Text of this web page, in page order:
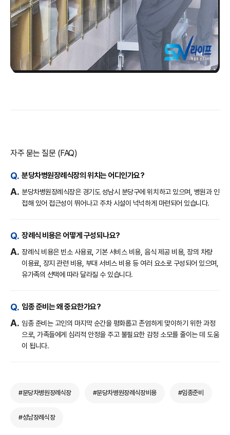
자주 묻는 질문 (FAQ)
분당차병원장례식장의 위치는 어디인가요?
분당차병원장례식장은 경기도 성남시 분당구에 위치하고 있으며, 병원과 인
접해 있어 접근성이 뛰어나고 주차 시설이 넉넉하게 마련되어 있습니다.
장례식 비용은 어떻게 구성되나요?
장례식 비용은 빈소 사용료, 기본 서비스 비용, 음식 제공 비용, 장의 차량
이용료, 장지 관련 비용, 부대 서비스 비용 등 여러 요소로 구성되어 있으며,
유가족의 선택에 따라 달라질 수 있습니다.
임종 준비는 왜 중요한가요?
임종 준비는 고인의 마지막 순간을 평화롭고 존엄하게 맞이하기 위한 과정
으로, 가족들에게 심리적 안정을 주고 불필요한 감정 소모를 줄이는 데 도움
이 됩니다.
#분당차병원장례식장 #분당차병원장례식장비용 #임종준비
#성남장례식장